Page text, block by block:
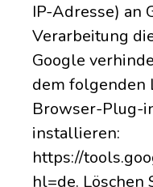
IP-Adresse) an
Verarbeitung
Google
dem folgenden
Browser-Plug-
installieren:
https://
hl=de. Löschen